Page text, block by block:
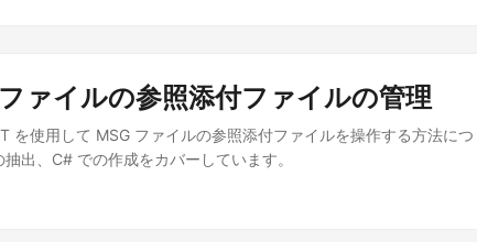
ァイルの参照添付ファイルの管理
を使用して MSG ファイルの参照添付ファイルを操作する方法につ
出、C# での作成をカバーしています。